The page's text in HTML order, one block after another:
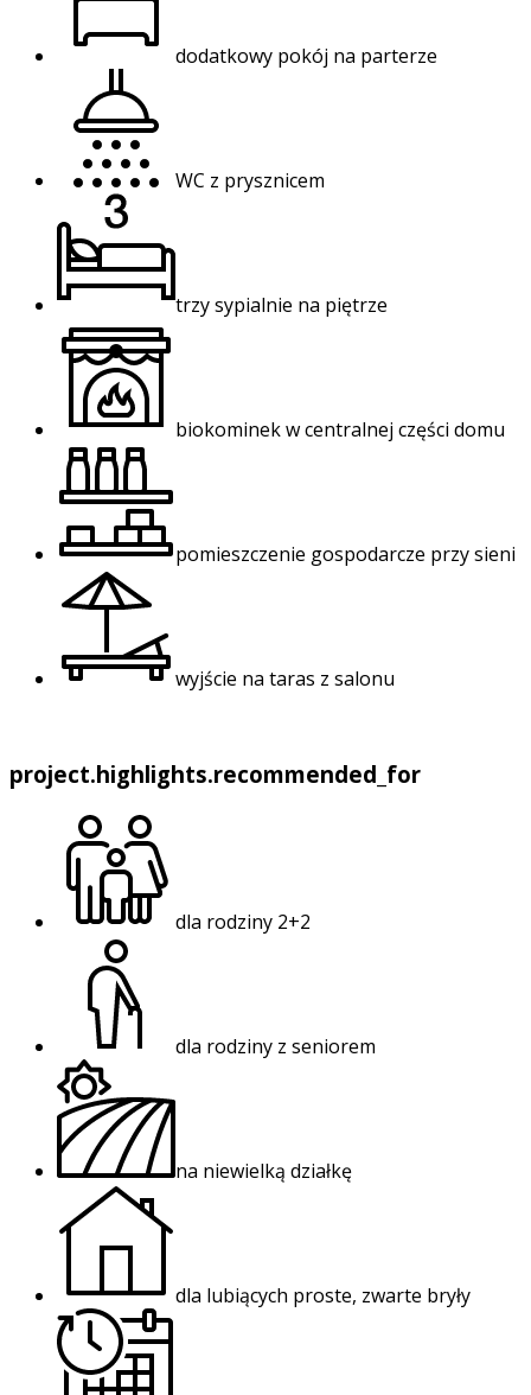
dodatkowy pokój na parterze
WC z prysznicem
trzy sypialnie na piętrze
biokominek w centralnej części domu
pomieszczenie gospodarcze przy sieni
wyjście na taras z salonu
project.highlights.recommended_for
dla rodziny 2+2
dla rodziny z seniorem
na niewielką działkę
dla lubiących proste, zwarte bryły